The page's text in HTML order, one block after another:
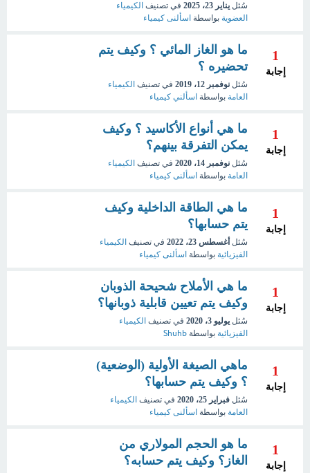
سُئل يناير 23، 2025 في تصنيف الكيمياء
العضوية بواسطة اسألنى كيمياء
1
إجابة
ما هو الغاز المائي ؟ وكيف يتم
تحضيره ؟
سُئل نوفمبر 12، 2019 في تصنيف الكيمياء
العامة بواسطة اسألني كيمياء
1
إجابة
ما هي أنواع الأكاسيد ؟ وكيف
يمكن التفرقة بينهم؟
سُئل نوفمبر 14، 2020 في تصنيف الكيمياء
العامة بواسطة اسألنى كيمياء
1
إجابة
ما هي الطاقة الداخلية وكيف
يتم حسابها؟
سُئل أغسطس 23، 2022 في تصنيف الكيمياء
الفيزيائية بواسطة اسألنى كيمياء
1
إجابة
ما هي الأملاح شحيحة الذوبان
وكيف يتم تعيين قابلية ذوبانها؟
سُئل يوليو 3، 2020 في تصنيف الكيمياء
الفيزيائية بواسطة Shuhb
1
إجابة
ماهي الصيغة الأولية (الوضعية)
؟ وكيف يتم حسابها؟
سُئل فبراير 25، 2020 في تصنيف الكيمياء
العامة بواسطة اسألنى كيمياء
1
إجابة
ما هو الحجم المولاري من
الغاز؟ وكيف يتم حسابه؟